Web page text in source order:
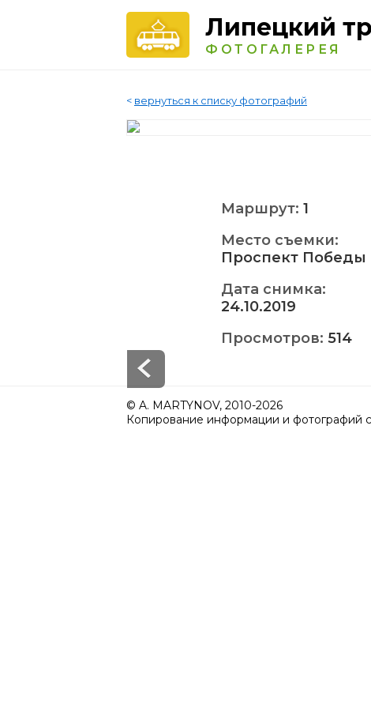
Липецкий
ФОТОГАЛЕРЕЯ
< вернуться к списку фотографий
Маршрут: 1
Место съемки:
Проспект Победы
Дата снимка:
24.10.2019
Просмотров: 514
© A. MARTYNOV, 2010-2026
Копирование информации и фотографий